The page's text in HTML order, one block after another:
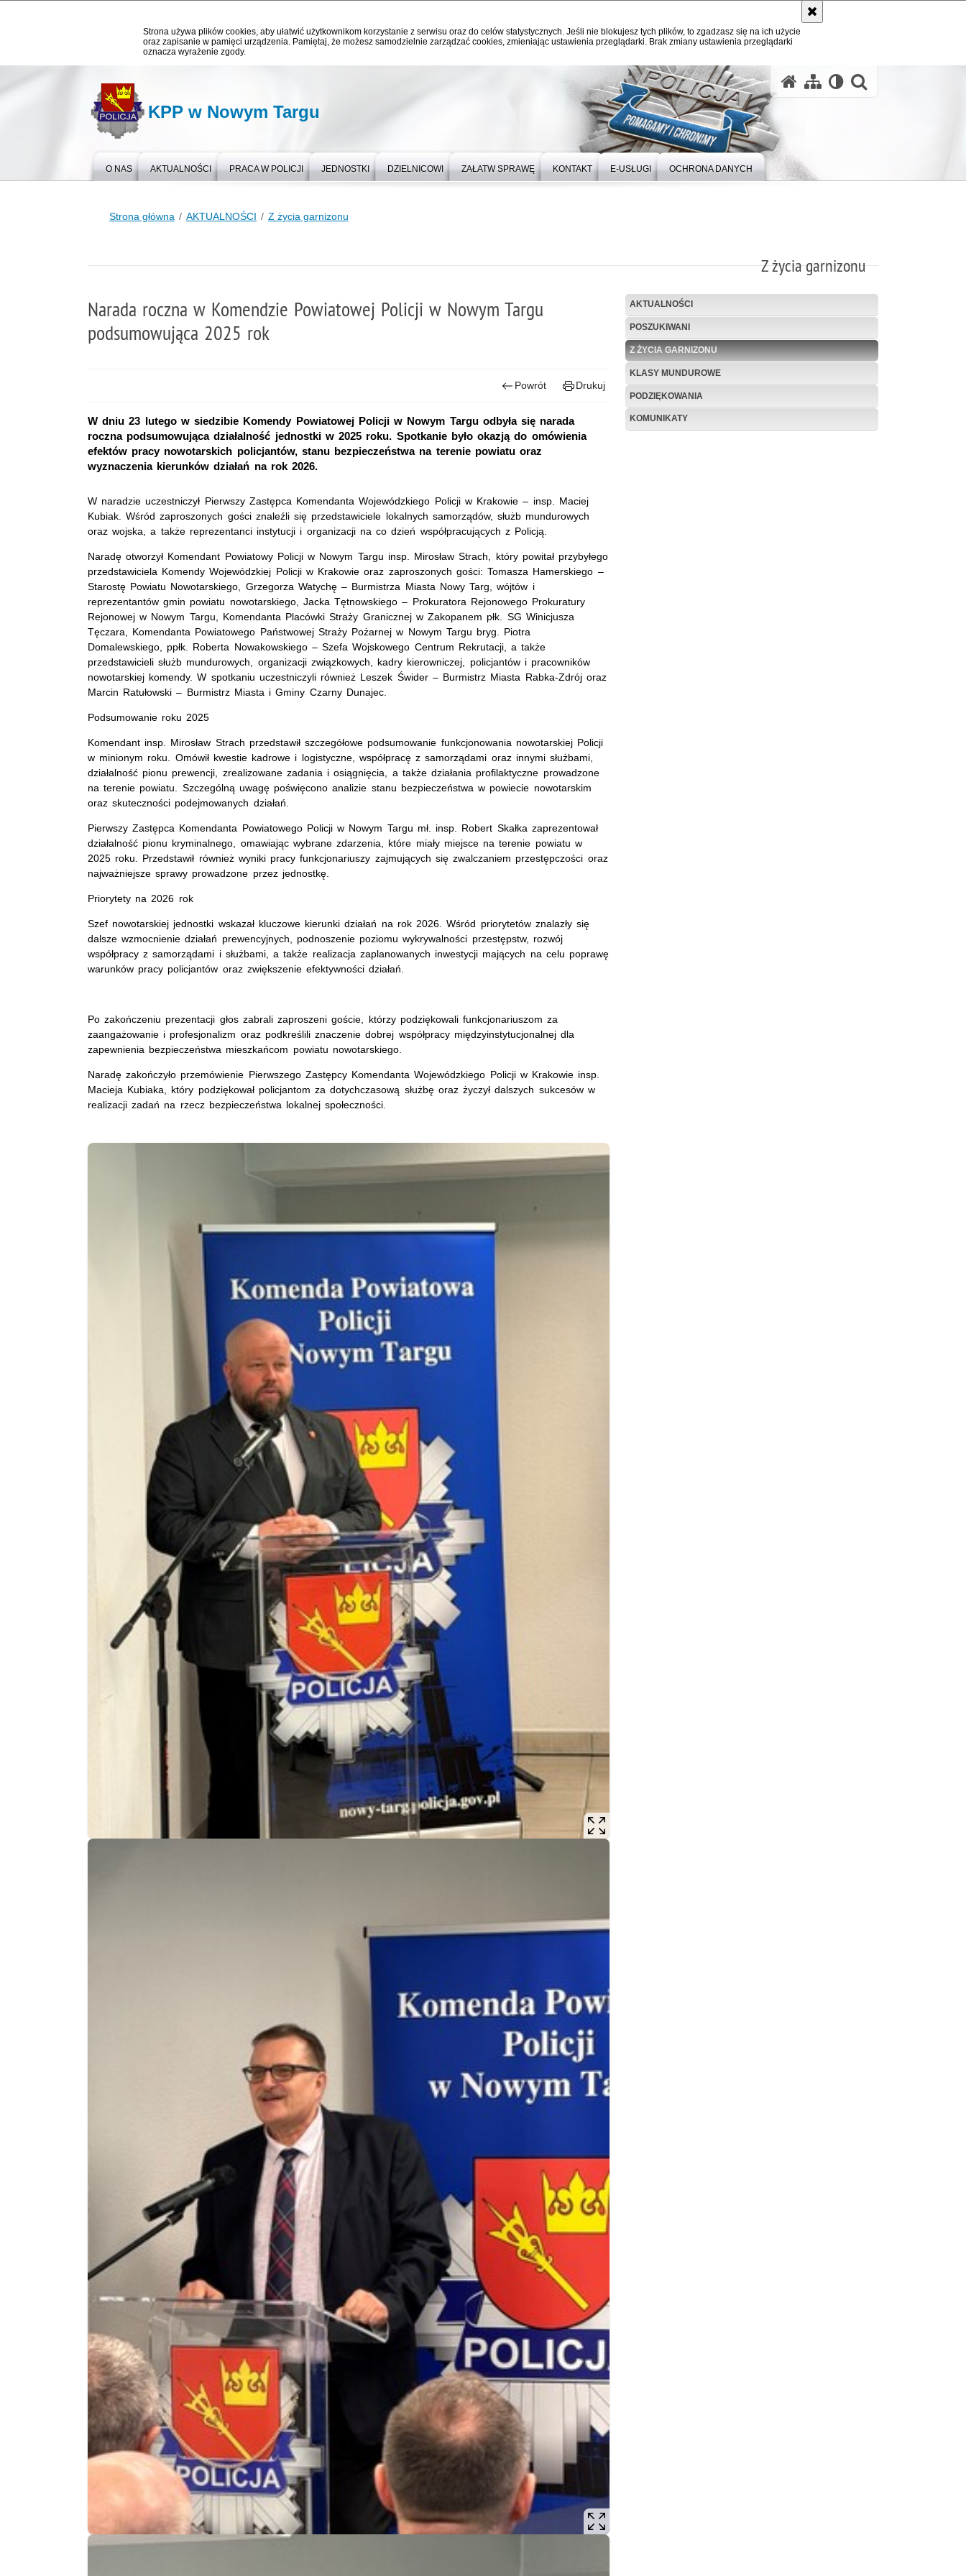
Strona używa plików cookies, aby ułatwić użytkownikom korzystanie z serwisu oraz do celów statystycznych. Jeśli nie blokujesz tych plików, to zgadzasz się na ich użycie
oraz zapisanie w pamięci urządzenia. Pamiętaj, że możesz samodzielnie zarządzać cookies, zmieniając ustawienia przeglądarki. Brak zmiany ustawienia przeglądarki
oznacza wyrażenie zgody.
KPP w Nowym Targu
O NAS AKTUALNOŚCI PRACA W POLICJI JEDNOSTKI DZIELNICOWI ZAŁATW SPRAWĘ KONTAKT E-USŁUGI OCHRONA DANYCH
Strona główna AKTUALNOŚCI Z życia garnizonu
Z życia garnizonu
Narada roczna w Komendzie Powiatowej Policji w Nowym Targu
podsumowująca 2025 rok
Powrót Drukuj
W dniu 23 lutego w siedzibie Komendy Powiatowej Policji w Nowym Targu odbyła się narada
roczna podsumowująca działalność jednostki w 2025 roku. Spotkanie było okazją do omówienia
efektów pracy nowotarskich policjantów, stanu bezpieczeństwa na terenie powiatu oraz
wyznaczenia kierunków działań na rok 2026.
W naradzie uczestniczył Pierwszy Zastępca Komendanta Wojewódzkiego Policji w Krakowie – insp. Maciej
Kubiak. Wśród zaproszonych gości znaleźli się przedstawiciele lokalnych samorządów, służb mundurowych
oraz wojska, a także reprezentanci instytucji i organizacji na co dzień współpracujących z Policją.
Naradę otworzył Komendant Powiatowy Policji w Nowym Targu insp. Mirosław Strach, który powitał przybyłego
przedstawiciela Komendy Wojewódzkiej Policji w Krakowie oraz zaproszonych gości: Tomasza Hamerskiego –
Starostę Powiatu Nowotarskiego, Grzegorza Watychę – Burmistrza Miasta Nowy Targ, wójtów i
reprezentantów gmin powiatu nowotarskiego, Jacka Tętnowskiego – Prokuratora Rejonowego Prokuratury
Rejonowej w Nowym Targu, Komendanta Placówki Straży Granicznej w Zakopanem płk. SG Winicjusza
Tęczara, Komendanta Powiatowego Państwowej Straży Pożarnej w Nowym Targu bryg. Piotra
Domalewskiego, ppłk. Roberta Nowakowskiego – Szefa Wojskowego Centrum Rekrutacji, a także
przedstawicieli służb mundurowych, organizacji związkowych, kadry kierowniczej, policjantów i pracowników
nowotarskiej komendy. W spotkaniu uczestniczyli również Leszek Świder – Burmistrz Miasta Rabka-Zdrój oraz
Marcin Ratułowski – Burmistrz Miasta i Gminy Czarny Dunajec.
Podsumowanie roku 2025
Komendant insp. Mirosław Strach przedstawił szczegółowe podsumowanie funkcjonowania nowotarskiej Policji
w minionym roku. Omówił kwestie kadrowe i logistyczne, współpracę z samorządami oraz innymi służbami,
działalność pionu prewencji, zrealizowane zadania i osiągnięcia, a także działania profilaktyczne prowadzone
na terenie powiatu. Szczególną uwagę poświęcono analizie stanu bezpieczeństwa w powiecie nowotarskim
oraz skuteczności podejmowanych działań.
Pierwszy Zastępca Komendanta Powiatowego Policji w Nowym Targu mł. insp. Robert Skałka zaprezentował
działalność pionu kryminalnego, omawiając wybrane zdarzenia, które miały miejsce na terenie powiatu w
2025 roku. Przedstawił również wyniki pracy funkcjonariuszy zajmujących się zwalczaniem przestępczości oraz
najważniejsze sprawy prowadzone przez jednostkę.
Priorytety na 2026 rok
Szef nowotarskiej jednostki wskazał kluczowe kierunki działań na rok 2026. Wśród priorytetów znalazły się
dalsze wzmocnienie działań prewencyjnych, podnoszenie poziomu wykrywalności przestępstw, rozwój
współpracy z samorządami i służbami, a także realizacja zaplanowanych inwestycji mających na celu poprawę
warunków pracy policjantów oraz zwiększenie efektywności działań.
Po zakończeniu prezentacji głos zabrali zaproszeni goście, którzy podziękowali funkcjonariuszom za
zaangażowanie i profesjonalizm oraz podkreślili znaczenie dobrej współpracy międzyinstytucjonalnej dla
zapewnienia bezpieczeństwa mieszkańcom powiatu nowotarskiego.
Naradę zakończyło przemówienie Pierwszego Zastępcy Komendanta Wojewódzkiego Policji w Krakowie insp.
Macieja Kubiaka, który podziękował policjantom za dotychczasową służbę oraz życzył dalszych sukcesów w
realizacji zadań na rzecz bezpieczeństwa lokalnej społeczności.
AKTUALNOŚCI
POSZUKIWANI
Z ŻYCIA GARNIZONU
KLASY MUNDUROWE
PODZIĘKOWANIA
KOMUNIKATY